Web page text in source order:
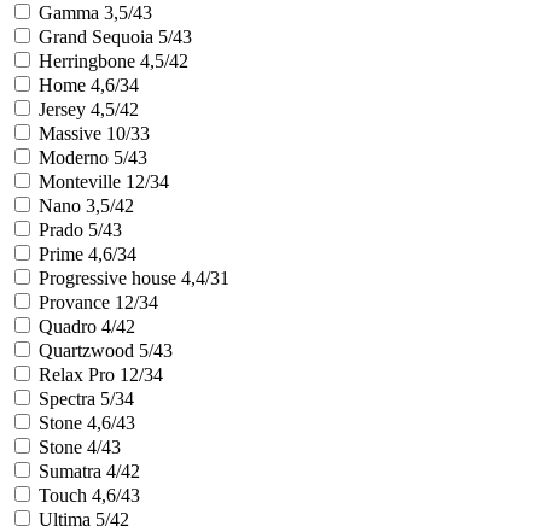
Gamma 3,5/43
Grand Sequoia 5/43
Herringbone 4,5/42
Home 4,6/34
Jersey 4,5/42
Massive 10/33
Moderno 5/43
Monteville 12/34
Nano 3,5/42
Prado 5/43
Prime 4,6/34
Progressive house 4,4/31
Provance 12/34
Quadro 4/42
Quartzwood 5/43
Relax Pro 12/34
Spectra 5/34
Stone 4,6/43
Stone 4/43
Sumatra 4/42
Touch 4,6/43
Ultima 5/42